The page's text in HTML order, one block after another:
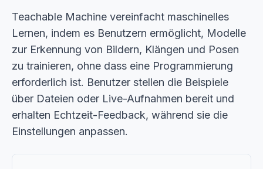
Teachable Machine vereinfacht maschinelles
Lernen, indem es Benutzern ermöglicht, Modelle
zur Erkennung von Bildern, Klängen und Posen
zu trainieren, ohne dass eine Programmierung
erforderlich ist. Benutzer stellen die Beispiele
über Dateien oder Live-Aufnahmen bereit und
erhalten Echtzeit-Feedback, während sie die
Einstellungen anpassen.